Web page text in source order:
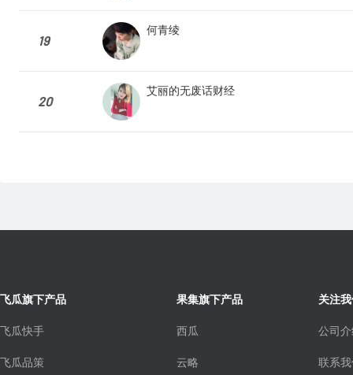
19
何青绫
20
艾丽的无废话财经
飞瓜旗下产品
飞瓜快手
飞瓜品策
果集旗下产品
西瓜
云略
关注
公司
联系